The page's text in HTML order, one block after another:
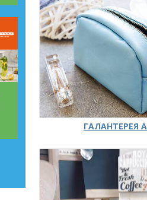
ГАЛАНТЕРЕЯ